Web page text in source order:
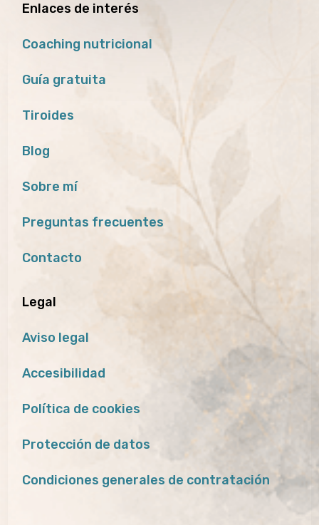
Enlaces de interés
Coaching nutricional
Guía gratuita
Tiroides
Blog
Sobre mí
Preguntas frecuentes
Contacto
Legal
Aviso legal
Accesibilidad
Política de cookies
Protección de datos
Condiciones generales de contratación